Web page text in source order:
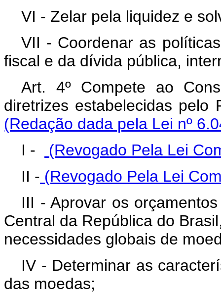
VI - Zelar pela liquidez e
VII - Coordenar as
fiscal e da dívida pública,
Art. 4º Compete ao
diretrizes estabelecidas pelo
(Redação dada pela Lei nº
I -
(Revogado Pela Lei
II - (Revogado Pela Lei
III - Aprovar os
Central da República do
necessidades globais de
IV - Determinar as
das moedas;